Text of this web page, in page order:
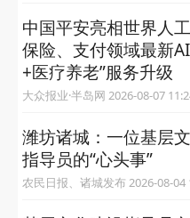
中国平安亮相世界人
保险、支付领域最新
+医疗养老”服务升级
大众报业·半岛网 2026-08-07
潍坊诸城：一位基层
指导员的“心头事”
农民日报、诸城发布